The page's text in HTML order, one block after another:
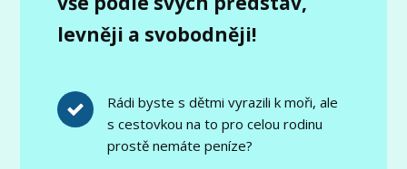
levněji a svobodněji!
Rádi byste s dětmi vyrazili k moři, ale
s cestovkou na to pro celou rodinu
prostě nemáte peníze?